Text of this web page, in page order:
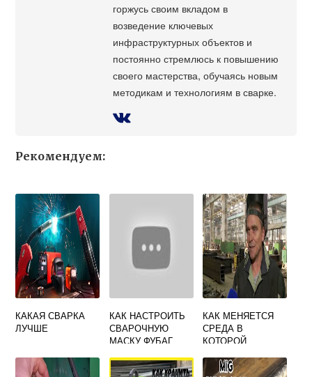
горжусь своим вкладом в
возведение ключевых
инфраструктурных объектов и
постоянно стремлюсь к повышению
своего мастерства, обучаясь новым
методикам и технологиям в сварке.
Рекомендуем:
КАКАЯ СВАРКА
ЛУЧШЕ
КАК НАСТРОИТЬ
СВАРОЧНУЮ
МАСКУ ФУБАГ
КАК МЕНЯЕТСЯ
СРЕДА В
КОТОРОЙ
СВАРЩИКИ